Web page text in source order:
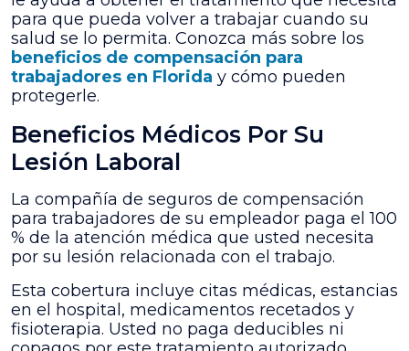
para que pueda volver a trabajar cuando su
salud se lo permita. Conozca más sobre los
beneficios de compensación para
trabajadores en Florida y cómo pueden
protegerle.
Beneficios Médicos Por Su
Lesión Laboral
La compañía de seguros de compensación
para trabajadores de su empleador paga el 100
% de la atención médica que usted necesita
por su lesión relacionada con el trabajo.
Esta cobertura incluye citas médicas, estancias
en el hospital, medicamentos recetados y
fisioterapia. Usted no paga deducibles ni